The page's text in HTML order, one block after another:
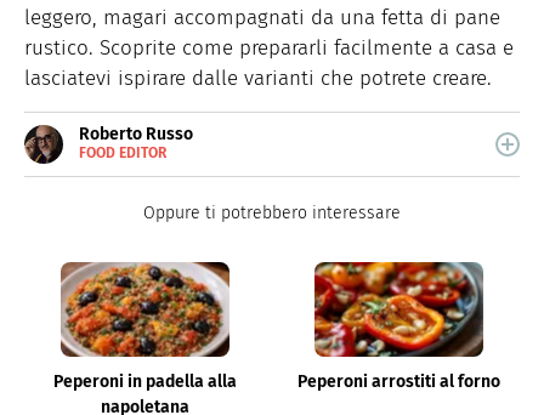
leggero, magari accompagnati da una fetta di pane
rustico. Scoprite come prepararli facilmente a casa e
lasciatevi ispirare dalle varianti che potrete creare.
Roberto Russo
FOOD EDITOR
Roberto Russo unisce la passione per libri e cucina. Ha
Oppure ti potrebbero interessare
Peperoni in padella alla
napoletana
Peperoni arrostiti al forno